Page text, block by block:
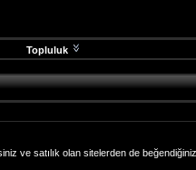
Topluluk
ve satılık olan sitelerden de